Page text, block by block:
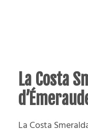
La Costa
La Costa